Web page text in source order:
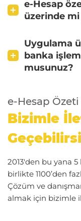
e-Hesap
üzerinde mi
Uygulama
banka
musunuz?
e-Hesap
Bizimle
2013'den bu yana 5
birlikte 1100’den
Çözüm ve
almak için bizimle